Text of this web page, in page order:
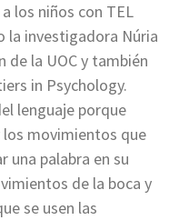
los niños con TEL
la investigadora Núria
de la UOC y también
in Psychology.
lenguaje porque
los movimientos que
una palabra en su
de la boca y
se usen las